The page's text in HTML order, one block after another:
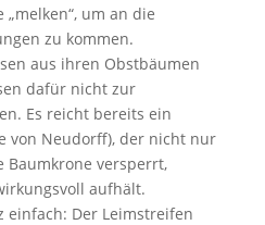
um an die
zu kommen.
aus ihren Obstbäumen
dafür nicht zur
Es reicht bereits ein
von Neudorff), der nicht nur
Baumkrone versperrt,
aufhält.
einfach: Der Leimstreifen